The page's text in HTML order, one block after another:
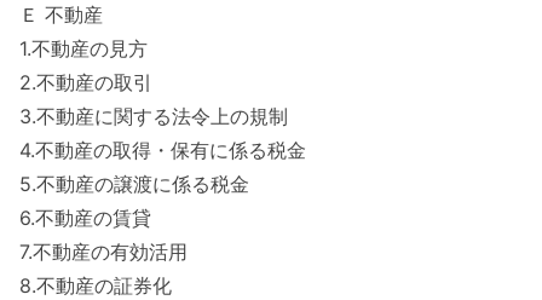
Ｅ 不動産
1.不動産の見方
2.不動産の取引
3.不動産に関する法令上の規制
4.不動産の取得・保有に係る税金
5.不動産の譲渡に係る税金
6.不動産の賃貸
7.不動産の有効活用
8.不動産の証券化